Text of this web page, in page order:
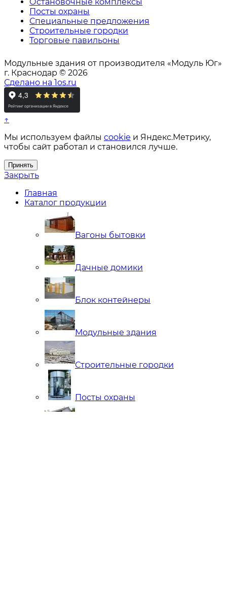
Посты охраны
Специальные предложения
Строительные городки
Торговые павильоны
Модульные здания от производителя «Модуль Юг»
г. Краснодар © 2026
Сделано на 1os.ru
↑
Мы используем файлы cookie и Яндекс.Метрику,
чтобы сайт работал и становился лучше.
Принять
Закрыть
Главная
Каталог продукции
Вагоны бытовки
Дачные домики
Блок контейнеры
Модульные здания
Строительные городки
Посты охраны